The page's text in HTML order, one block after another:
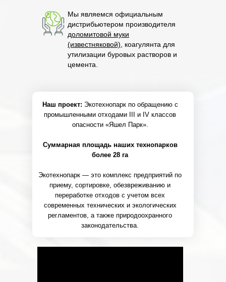
Мы являемся официальным
дистрибьютером производителя
доломитовой муки
(известняковой),
коагулянта для
утилизации буровых растворов и
цемента.
Наш проект: Экотехнопарк по обращению с
промышленными отходами III и IV классов
опасности «Яшел Парк».
Суммарная площадь наших технопарков
более 28 га
Экотехнопарк — это комплекс предприятий по
приему, сортировке, обезвреживанию и
переработке отходов с учетом всех
современных технических и экологических
регламентов, а также природоохранного
законодательства.